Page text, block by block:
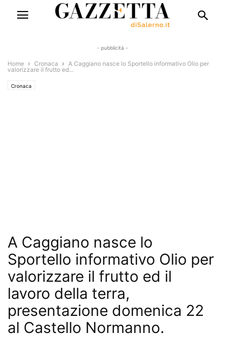
- pubblicità -
Home Cronaca
A Caggiano nasce lo Sportello informativo Olio per
valorizzare il frutto ed...
Cronaca
A Caggiano nasce lo
Sportello informativo Olio per
valorizzare il frutto ed il
lavoro della terra,
presentazione domenica 22
al Castello Normanno.